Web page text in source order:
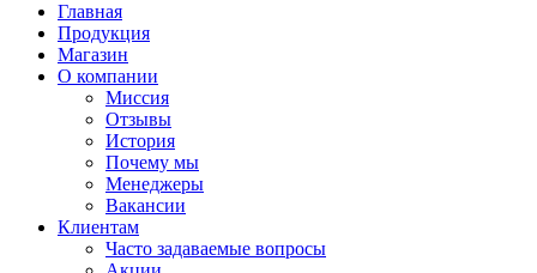
Главная
Продукция
Магазин
О компании
Миссия
Отзывы
История
Почему мы
Менеджеры
Вакансии
Клиентам
Часто задаваемые вопросы